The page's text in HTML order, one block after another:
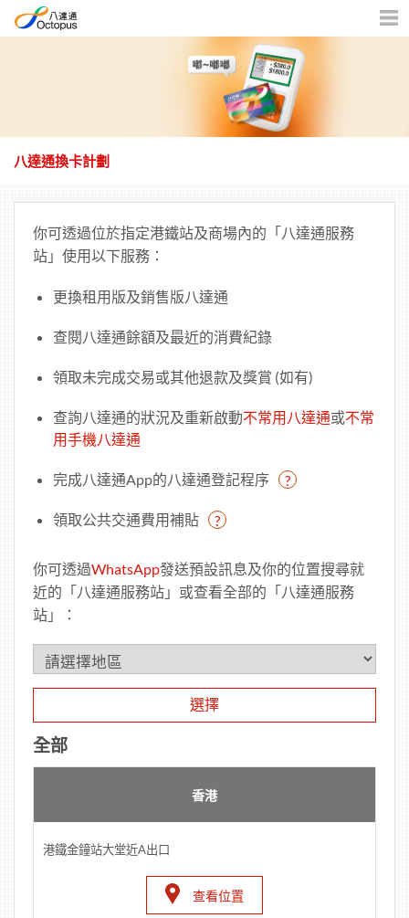
八達通換卡計劃
你可透過位於指定港鐵站及商場內的「八達通服務
站」使用以下服務：
更換租用版及銷售版八達通
查閱八達通餘額及最近的消費紀錄
領取未完成交易或其他退款及獎賞 (如有)
查詢八達通的狀況及重新啟動不常用八達通或不常
用手機八達通
完成八達通App的八達通登記程序 ?
領取公共交通費用補貼 ?
你可透過WhatsApp發送預設訊息及你的位置搜尋就
近的「八達通服務站」或查看全部的「八達通服務
站」：
全部
香港
港鐵金鐘站大堂近A出口
查看位置